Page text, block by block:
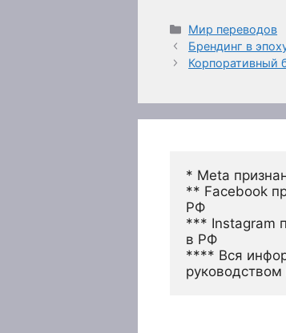
Рубрики
Мир переводов
Брендинг в
Корпоративный
* Meta
** Facebook
РФ
*** Instagram
в РФ
**** Вся